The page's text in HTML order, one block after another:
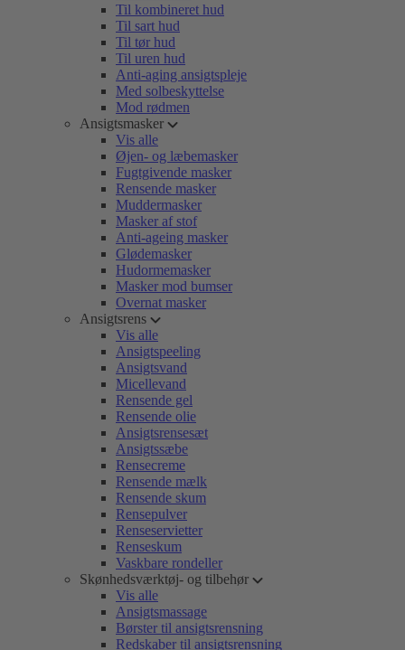
Til kombineret hud
Til sart hud
Til tør hud
Til uren hud
Anti-aging ansigtspleje
Med solbeskyttelse
Mod rødmen
Ansigtsmasker
Vis alle
Øjen- og læbemasker
Fugtgivende masker
Rensende masker
Muddermasker
Masker af stof
Anti-ageing masker
Glødemasker
Hudormemasker
Masker mod bumser
Overnat masker
Ansigtsrens
Vis alle
Ansigtspeeling
Ansigtsvand
Micellevand
Rensende gel
Rensende olie
Ansigtsrensesæt
Ansigtssæbe
Rensecreme
Rensende mælk
Rensende skum
Rensepulver
Renseservietter
Renseskum
Vaskbare rondeller
Skønhedsværktøj- og tilbehør
Vis alle
Ansigtsmassage
Børster til ansigtsrensning
Redskaber til ansigtsrensning